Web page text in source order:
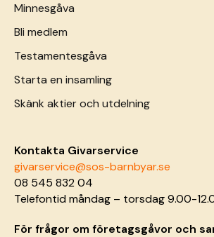
Minnesgåva
Bli medlem
Testamentesgåva
Starta en insamling
Skänk aktier och utdelning
Kontakta Givarservice
givarservice@sos-barnbyar.se
08 545 832 04
Telefontid måndag – torsdag 9.00-
För frågor om företagsgåvor och